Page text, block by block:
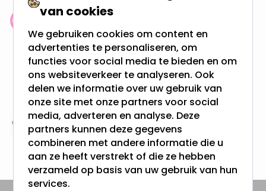
meer dan 100.000 klanten gingen u voor
Gratis verzending + snel geleverd
Vanaf EUR100,- naar NL & BE
& 100 dagen recht op retour
Altijd uit eigen voorraad
3000m2 - 60.000+ Producten
van cookies
We gebruiken cookies om content en
advertenties te personaliseren, om
functies voor social media te bieden en om
ons websiteverkeer te analyseren. Ook
delen we informatie over uw gebruik van
onze site met onze partners voor social
media, adverteren en analyse. Deze
partners kunnen deze gegevens
combineren met andere informatie die u
aan ze heeft verstrekt of die ze hebben
verzameld op basis van uw gebruik van hun
services.